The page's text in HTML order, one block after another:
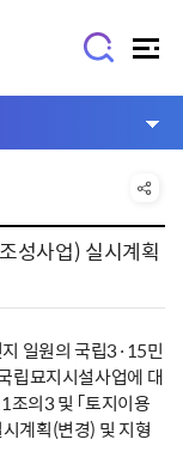
성사업) 실시계획
일원의 국립3·15민
립묘지시설사업에 대
조의3 및 「토지이용
계획(변경) 및 지형